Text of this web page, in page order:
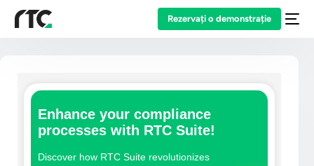
Rezervați o demonstrație